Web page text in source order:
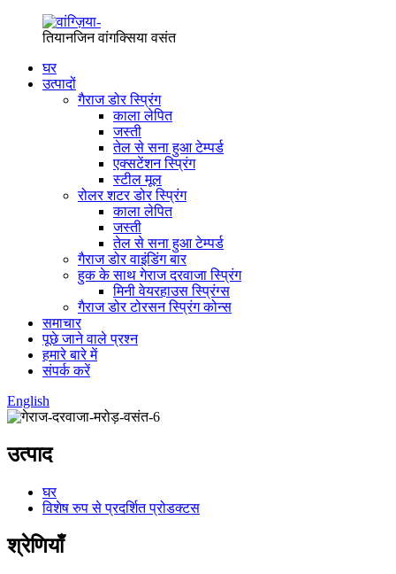
तियानजिन वांगक्सिया वसंत
घर
उत्पादों
गैराज डोर स्प्रिंग
काला लेपित
जस्ती
तेल से सना हुआ टेम्पर्ड
एक्सटेंशन स्प्रिंग
स्टील मूल
रोलर शटर डोर स्प्रिंग
काला लेपित
जस्ती
तेल से सना हुआ टेम्पर्ड
गैराज डोर वाइंडिंग बार
हुक के साथ गेराज दरवाजा स्प्रिंग
मिनी वेयरहाउस स्प्रिंग्स
गैराज डोर टोरसन स्प्रिंग कोन्स
समाचार
पूछे जाने वाले प्रश्न
हमारे बारे में
संपर्क करें
English
उत्पाद
घर
विशेष रुप से प्रदर्शित प्रोडक्टस
श्रेणियाँ